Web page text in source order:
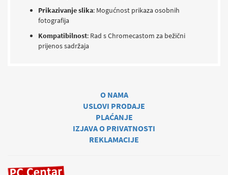
Prikazivanje slika: Mogućnost prikaza osobnih
fotografija​
Kompatibilnost: Rad s Chromecastom za bežični
prijenos sadržaja​
O NAMA
USLOVI PRODAJE
PLAĆANJE
IZJAVA O PRIVATNOSTI
REKLAMACIJE